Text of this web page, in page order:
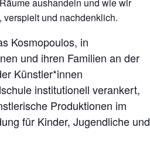
und nachdenklich.
Kosmopoulos, in
und ihren Familien an der
Künstler*innen
institutionell verankert,
Produktionen im
für Kinder, Jugendliche und